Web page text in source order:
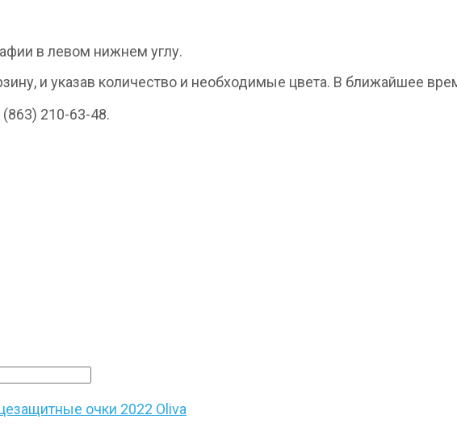
в левом нижнем углу.
и указав количество и необходимые цвета. В ближайшее
210-63-48.
очки 2022 Oliva